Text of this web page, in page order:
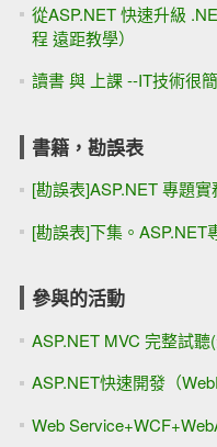
從ASP.NET 快速升級
程 遠距教學）
讀書 與 上課 --IT技術很
書籍，勘誤表
[勘誤表]ASP.NET 專題
[勘誤表]下集。ASP.NET
參與的活動
ASP.NET MVC 完整試聽
ASP.NET快速開發（
Web